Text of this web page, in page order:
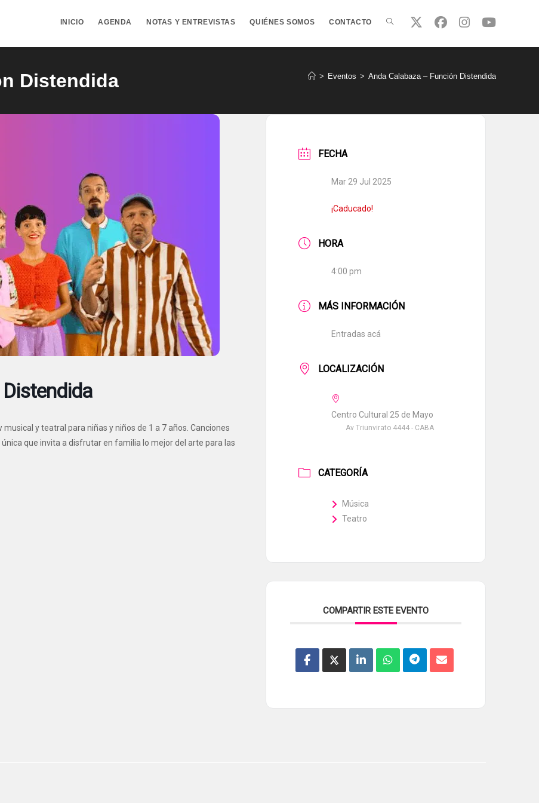
INICIO AGENDA NOTAS Y ENTREVISTAS QUIÉNES SOMOS CONTACTO ALTERNAR
Distendida > Eventos > Anda Calabaza – Función Distendida
y teatral para niñas y niños de 1 a 7 años. Canciones
que invita a disfrutar en familia lo mejor del arte para las
FECHA
Mar 29 Jul 2025
¡Caducado!
HORA
4:00 pm
MÁS INFORMACIÓN
Entradas acá
LOCALIZACIÓN
Centro Cultural 25 de Mayo
Av Triunvirato 4444 - CABA
CATEGORÍA
Música
Teatro
COMPARTIR ESTE EVENTO